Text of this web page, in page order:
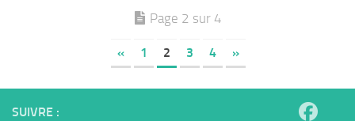
Page 2 sur 4
« 1 2 3 4 »
SUIVRE :